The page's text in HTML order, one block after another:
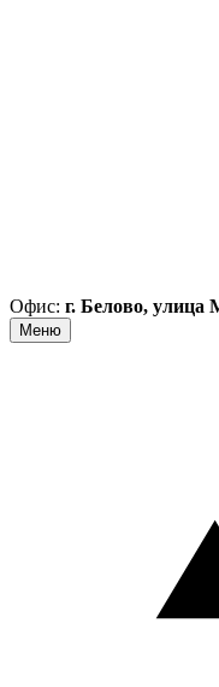
Офис: г. Белово, улица
Меню